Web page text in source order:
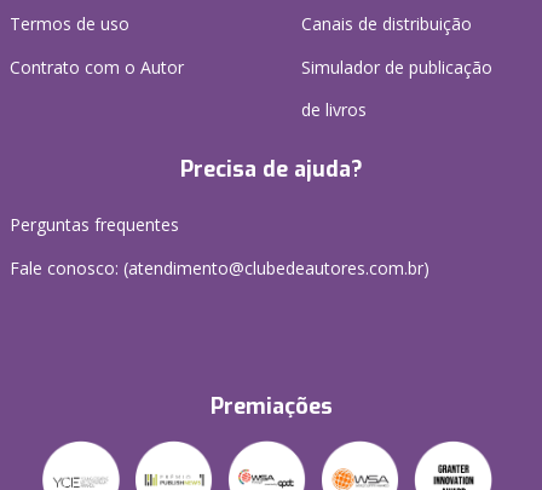
Termos de uso
Contrato com o Autor
Canais de distribuição
Simulador de publicação
de livros
Precisa de ajuda?
Perguntas frequentes
Fale conosco: (atendimento@clubedeautores.com.br)
Premiações